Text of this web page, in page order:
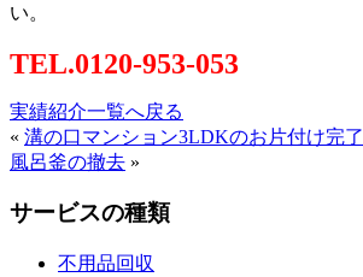
い。
TEL.0120-953-053
実績紹介一覧へ戻る
« 溝の口マンション3LDKのお片付け完了
風呂釜の撤去 »
サービスの種類
不用品回収